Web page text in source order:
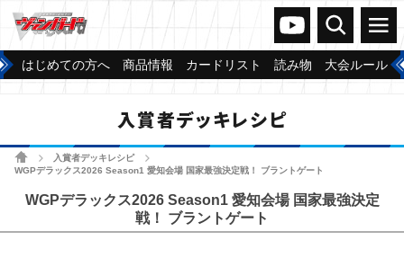
ヴァンガードch
検索 メニュー
はじめての方へ 商品情報 カードリスト 読み物 大会ルール
入賞者デッキレシピ
ホーム 入賞者デッキレシピ
WGPデラックス2026 Season1 愛知会場 国家最強決定戦！ ブラントゲート
WGPデラックス2026 Season1 愛知会場 国家最強決定
戦！ ブラントゲート